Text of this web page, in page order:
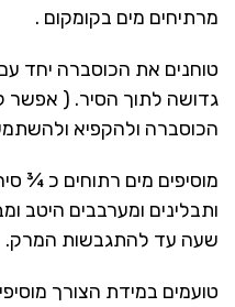
מרתיחים מים בקומקום .
טוחנים את הכוסברה יחד
גדושה לתוך הסיר. (
הכוסברה ולהקפיא
מוסיפים מים רתוחים כ ¾
ותבלינים ומערבבים היטב
שעה עד להתגבשות המרק.
טועמים במידת הצורך